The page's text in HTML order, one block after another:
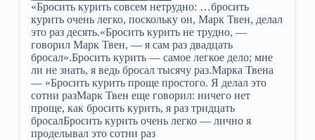
«Бросить курить совсем нетрудно: …бросить
курить очень легко, поскольку он, Марк Твен, делал
это раз десять.«Бросить курить не трудно, —
говорил Марк Твен, — я сам раз двадцать
бросал».Бросить курить — самое легкое дело; мне
ли не знать, я ведь бросал тысячу раз.Марка Твена
— «Бросить курить проще простого. Я делал это
сотни разМарк Твен еще говорил: ничего нет
проще, как бросить курить, я раз тридцать
бросалБросить курить очень легко — лично я
проделывал это сотни раз